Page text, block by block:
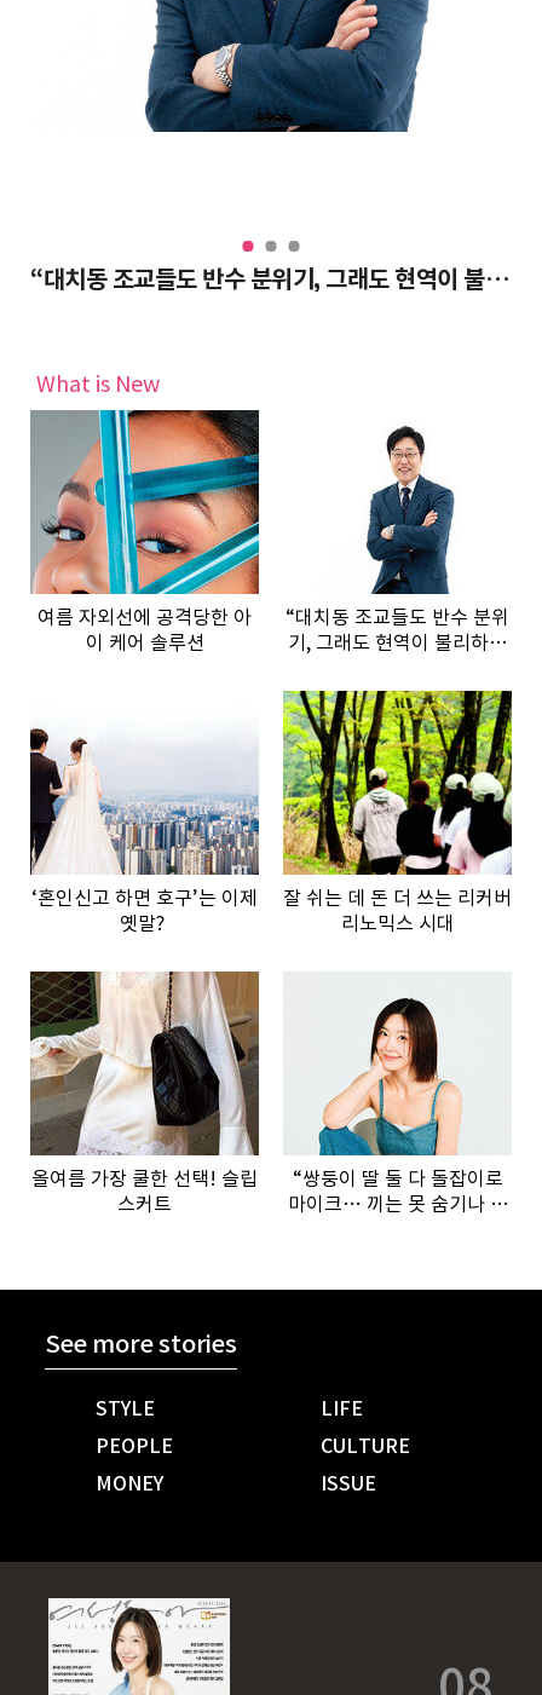
“대치동 조교들도 반수 분위기, 그래도 현역이 불리하지 않은 이유”
What is New
여름 자외선에 공격당한 아
이 케어 솔루션
“대치동 조교들도 반수 분위
기, 그래도 현역이 불리하지
‘혼인신고 하면 호구’는 이제
옛말?
잘 쉬는 데 돈 더 쓰는 리커버
리노믹스 시대
올여름 가장 쿨한 선택! 슬립
스커트
“쌍둥이 딸 둘 다 돌잡이로
마이크… 끼는 못 숨기나 봐
See more stories
STYLE
LIFE
PEOPLE
CULTURE
MONEY
ISSUE